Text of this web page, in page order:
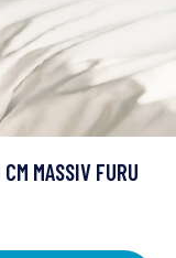
MASSIV FURU